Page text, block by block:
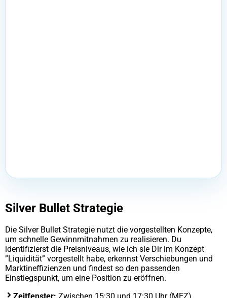
Silver Bullet Strategie
Die Silver Bullet Strategie nutzt die vorgestellten Konzepte,
um schnelle Gewinnmitnahmen zu realisieren. Du
identifizierst die Preisniveaus, wie ich sie Dir im Konzept
”Liquidität” vorgestellt habe, erkennst Verschiebungen und
Marktineffizienzen und findest so den passenden
Einstiegspunkt, um eine Position zu eröffnen.